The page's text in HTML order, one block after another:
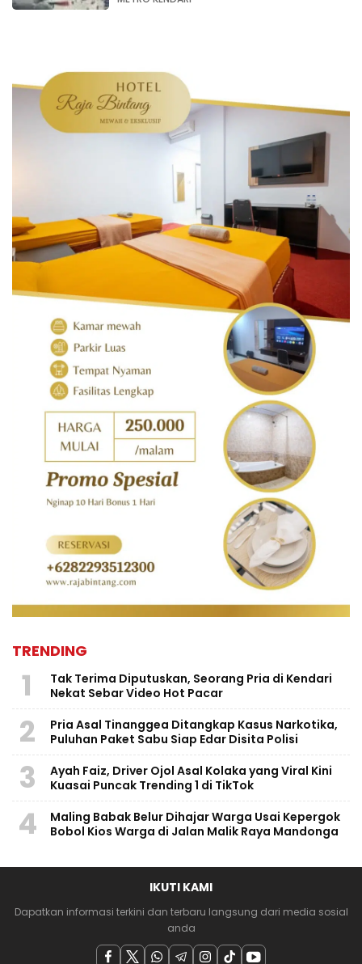
TRENDING
1
Tak Terima Diputuskan, Seorang Pria di Kendari
Nekat Sebar Video Hot Pacar
2
Pria Asal Tinanggea Ditangkap Kasus Narkotika,
Puluhan Paket Sabu Siap Edar Disita Polisi
3
Ayah Faiz, Driver Ojol Asal Kolaka yang Viral Kini
Kuasai Puncak Trending 1 di TikTok
4
Maling Babak Belur Dihajar Warga Usai Kepergok
Bobol Kios Warga di Jalan Malik Raya Mandonga
IKUTI KAMI
Dapatkan informasi terkini dan terbaru langsung dari media sosial
anda